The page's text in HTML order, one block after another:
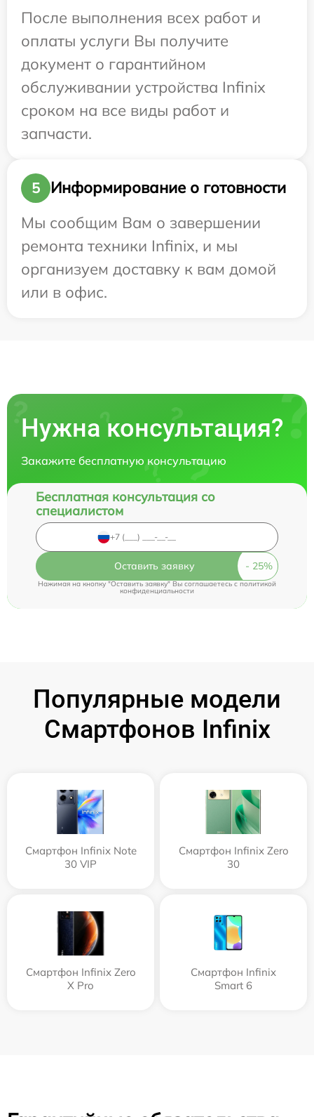
После выполнения всех работ и
оплаты услуги Вы получите
документ о гарантийном
обслуживании устройства Infinix
сроком на все виды работ и
запчасти.
5
Информирование о готовности
Мы сообщим Вам о завершении
ремонта техники Infinix, и мы
организуем доставку к вам домой
или в офис.
Нужна консультация?
Закажите бесплатную консультацию
Бесплатная консультация со
специалистом
Оставить заявку
Нажимая на кнопку "Оставить заявку" Вы соглашаетесь cполитикой
конфиденциальности
Популярные модели
Смартфонов Infinix
Смартфон Infinix Note
30 VIP
Смартфон Infinix Zero
30
Смартфон Infinix Zero
X Pro
Смартфон Infinix
Smart 6